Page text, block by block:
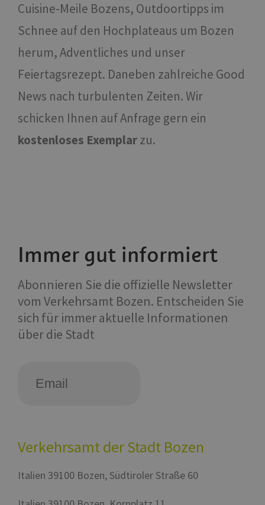
Cuisine-Meile Bozens, Outdoortipps im
Schnee auf den Hochplateaus um Bozen
herum, Adventliches und unser
Feiertagsrezept. Daneben zahlreiche Good
News nach turbulenten Zeiten. Wir
schicken Ihnen auf Anfrage gern ein
kostenloses Exemplarzu.
Immer gut informiert
Abonnieren Sie die offizielle Newsletter
vom Verkehrsamt Bozen. Entscheiden Sie
sich für immer aktuelle Informationen
über die Stadt
Verkehrsamt der Stadt Bozen
Italien 39100 Bozen, Südtiroler Straße 60